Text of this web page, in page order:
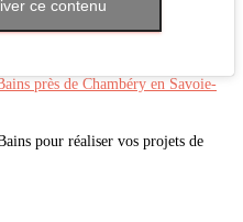
ce contenu
pour réaliser vos projets de